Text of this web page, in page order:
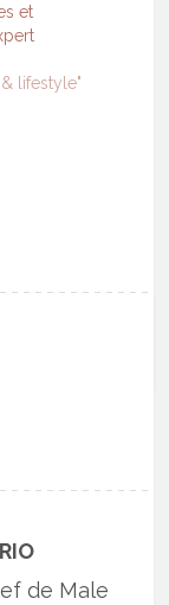
et
lifestyle"
de Male